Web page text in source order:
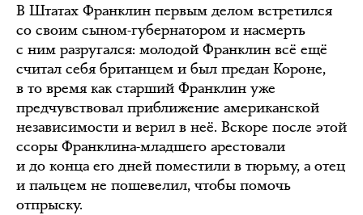
В Штатах Франклин первым делом встретился
со своим сыном-губернатором и насмерть
с ним разругался: молодой Франклин всё ещё
считал себя британцем и был предан Короне,
в то время как старший Франклин уже
предчувствовал приближение американской
независимости и верил в неё. Вскоре после этой
ссоры Франклина-младшего арестовали
и до конца его дней поместили в тюрьму, а отец
и пальцем не пошевелил, чтобы помочь
отпрыску.